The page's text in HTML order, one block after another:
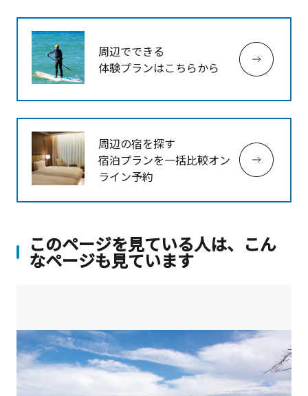
周辺でできる
体験プランはこちらから
周辺の宿を探す
宿泊プランを一括比較オン
ライン予約
このページを見ている人は、こん
なページも見ています